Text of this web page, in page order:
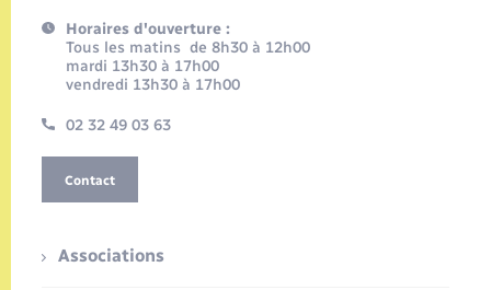
Horaires d'ouverture :
Tous les matins de 8h30 à 12h00
mardi 13h30 à 17h00
vendredi 13h30 à 17h00
02 32 49 03 63
Contact
Associations